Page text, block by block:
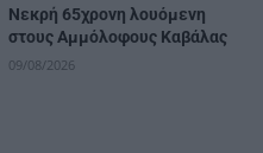
Νεκρή 65χρονη λουόμενη
στους Αμμόλοφους Καβάλας
09/08/2026